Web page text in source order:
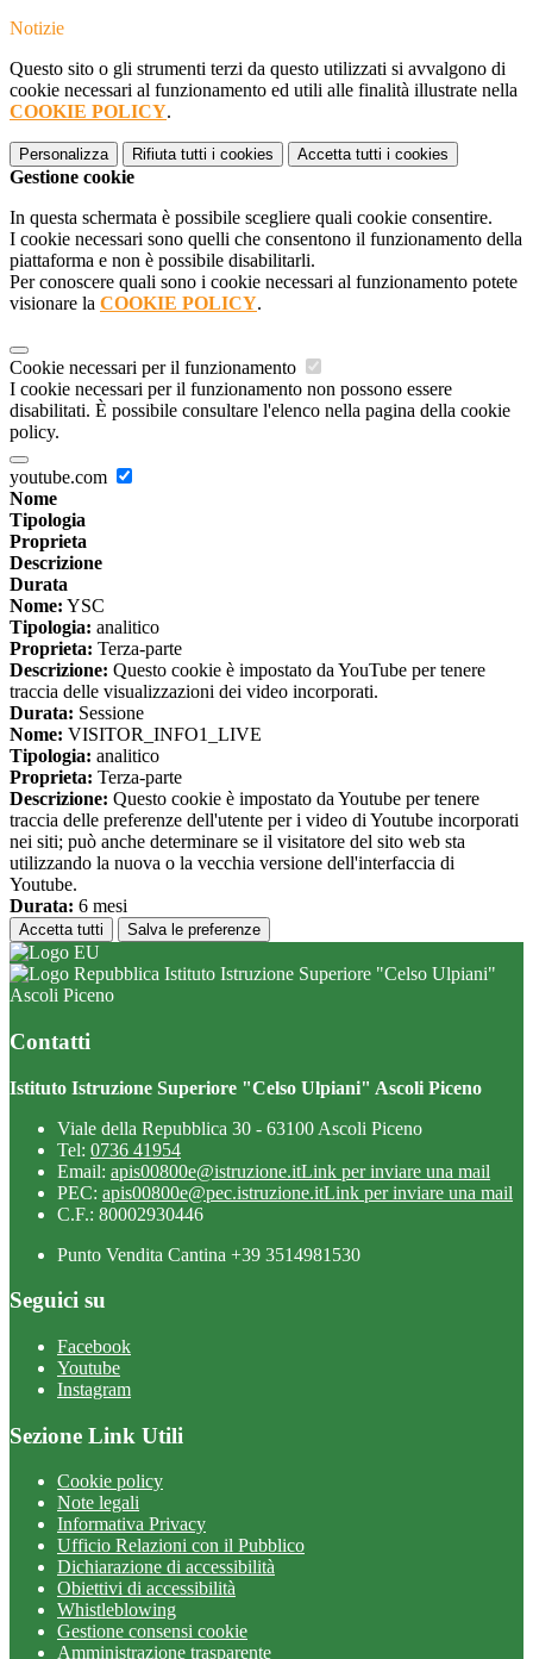
Notizie
Questo sito o gli strumenti terzi da questo utilizzati si avvalgono di
cookie necessari al funzionamento ed utili alle finalità illustrate nella
COOKIE POLICY.
Personalizza Rifiuta tutti i cookies Accetta tutti i cookies
Gestione cookie
In questa schermata è possibile scegliere quali cookie consentire.
I cookie necessari sono quelli che consentono il funzionamento della
piattaforma e non è possibile disabilitarli.
Per conoscere quali sono i cookie necessari al funzionamento potete
visionare la COOKIE POLICY.
Cookie necessari per il funzionamento
I cookie necessari per il funzionamento non possono essere
disabilitati. È possibile consultare l'elenco nella pagina della cookie
policy.
youtube.com
Nome
Tipologia
Proprieta
Descrizione
Durata
Nome: YSC
Tipologia: analitico
Proprieta: Terza-parte
Descrizione: Questo cookie è impostato da YouTube per tenere
traccia delle visualizzazioni dei video incorporati.
Durata: Sessione
Nome: VISITOR_INFO1_LIVE
Tipologia: analitico
Proprieta: Terza-parte
Descrizione: Questo cookie è impostato da Youtube per tenere
traccia delle preferenze dell'utente per i video di Youtube incorporati
nei siti; può anche determinare se il visitatore del sito web sta
utilizzando la nuova o la vecchia versione dell'interfaccia di
Youtube.
Durata: 6 mesi
Accetta tutti Salva le preferenze
Istituto Istruzione Superiore "Celso Ulpiani"
Ascoli Piceno
Contatti
Istituto Istruzione Superiore "Celso Ulpiani" Ascoli Piceno
Viale della Repubblica 30 - 63100 Ascoli Piceno
Tel: 0736 41954
Email: apis00800e@istruzione.itLink per inviare una mail
PEC: apis00800e@pec.istruzione.itLink per inviare una mail
C.F.: 80002930446
Punto Vendita Cantina +39 3514981530
Seguici su
Facebook
Youtube
Instagram
Sezione Link Utili
Cookie policy
Note legali
Informativa Privacy
Ufficio Relazioni con il Pubblico
Dichiarazione di accessibilità
Obiettivi di accessibilità
Whistleblowing
Gestione consensi cookie
Amministrazione trasparente